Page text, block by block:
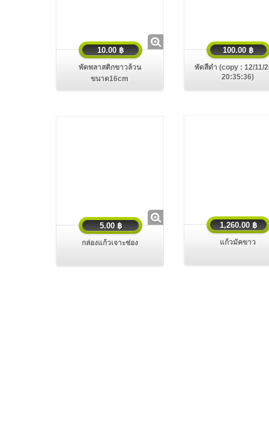
10.00 ฿
พัดพลาสติกขาวล้วน
ขนาด16cm
100.00 ฿
พัดสีดำ (copy : 12/11/
20:35:36)
5.00 ฿
กล่องแก้วเจาะช่อง
1,260.00 ฿
แก้วมัคขาว